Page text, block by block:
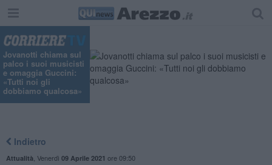
Jovanotti chiama sul
palco i suoi musicisti
e omaggia Guccini:
«Tutti noi gli
dobbiamo qualcosa»
Indietro
Attualità Venerdì 09 Aprile 2021 ore 09:50